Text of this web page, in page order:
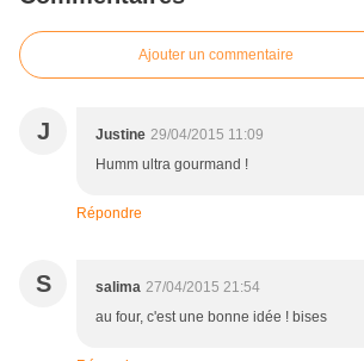
Ajouter un commentaire
J Justine 29/04/2015 11:09
Humm ultra gourmand !
Répondre
S salima 27/04/2015 21:54
au four, c'est une bonne idée ! bises